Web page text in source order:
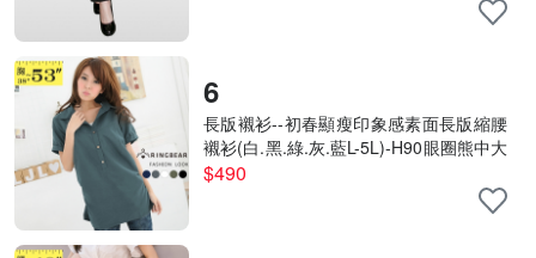
6
長版襯衫--初春顯瘦印象感素面長版縮腰
襯衫(白.黑.綠.灰.藍L-5L)-H90眼圈熊中大
尺碼
$490